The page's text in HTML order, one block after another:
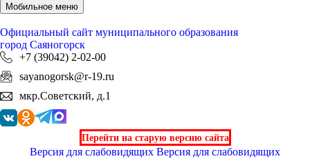
Мобильное меню
Официальный сайт муниципального образования
город Саяногорск
+7 (39042) 2-02-00
sayanogorsk@r-19.ru
мкр.Советский, д.1
Перейти на старую версию сайта
Версия для слабовидящих Версия для слабовидящих